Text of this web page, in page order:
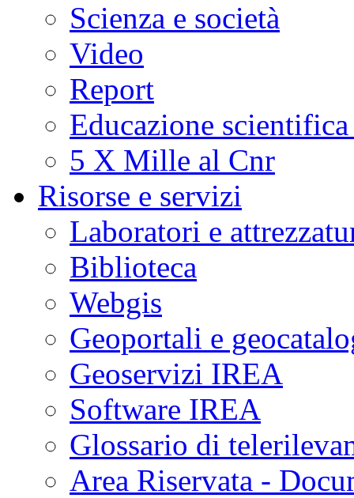
Scienza e società
Video
Report
Educazione
5 X Mille al Cnr
Risorse e servizi
Laboratori e
Biblioteca
Webgis
Geoportali e
Geoservizi IREA
Software IREA
Glossario di
Area Riservata -